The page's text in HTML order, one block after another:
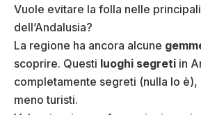
Vuole evitare la folla nelle
dell’Andalusia?
La regione ha ancora alcune
scoprire. Questi luoghi segreti in
completamente segreti (nulla lo
meno turisti.